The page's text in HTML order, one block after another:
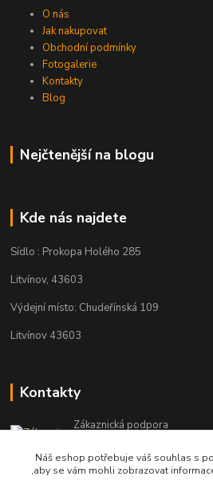
O nás
Jak nakupovat
Obchodní podmínky
Fotogalerie
Kontakty
Blog
Nejčtenější na blogu
Kde nás najdete
Sídlo : Prokopa Holého 285
Litvínov, 43603
Výdejní místo: Chudeřínská 109
Litvínov 43603
Kontakty
Zákaznická podpora
(Po-Pá, 8-16 hod.)
Náš eshop potřebuje váš souhlas s
,aby se vám mohli zobrazovat